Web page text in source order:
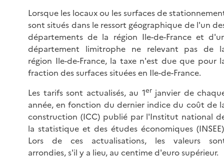
Lorsque les locaux ou les surfaces de
sont situés dans le ressort géographique de l'un
départements de la région Ile-de-France et
département limitrophe ne relevant pas de
région Ile-de-France, la taxe n'est due que pour
fraction des surfaces situées en Ile-de-France.
Les tarifs sont actualisés, au 1erjanvier de
année, en fonction du dernier indice du coût de
construction (ICC) publié par l'Institut national
la statistique et des études économiques
Lors de ces actualisations, les valeurs
arrondies, s'il y a lieu, au centime d'euro supérieur.